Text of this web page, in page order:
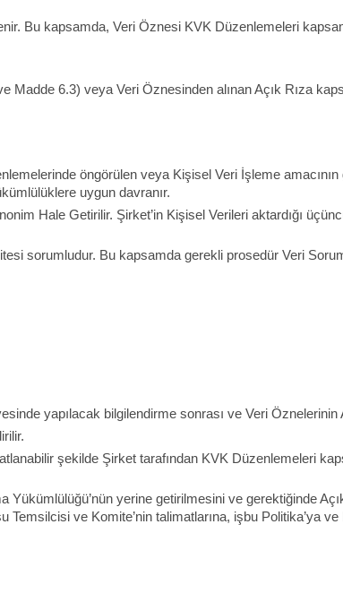
Bu kapsamda, Veri Öznesi KVK Düzenlemeleri
6.3) veya Veri Öznesinden alınan Açık Rıza
öngörülen veya Kişisel Veri İşleme
uygun davranır.
Hale Getirilir. Şirket’in Kişisel Verileri aktardığı
sorumludur. Bu kapsamda gerekli prosedür Veri
yapılacak bilgilendirme sonrası ve Veri Öznelerinin
şekilde Şirket tarafından KVK Düzenlemeleri
yerine getirilmesini ve gerektiğinde Açık
ve Komite’nin talimatlarına, işbu Politika’ya ve